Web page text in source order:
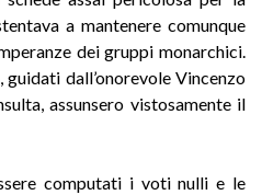
a mantenere comunque
dei gruppi monarchici.
dall’onorevole Vincenzo
assunsero vistosamente il
computati i voti nulli e le